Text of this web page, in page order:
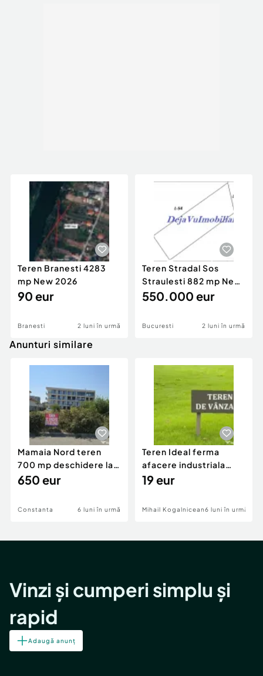
Teren Branesti 4283
mp New 2026
90 eur
Branesti 2 luni în urmă
Teren Stradal Sos
Straulesti 882 mp New
2026
550.000 eur
Bucuresti 2 luni în urmă
Anunturi similare
Mamaia Nord teren
700 mp deschidere la
D24 si D25
650 eur
Constanta 6 luni în urmă
Teren Ideal ferma
afacere industriala
deschidere 71 ml la
19 eur
Mihail Kogalniceanu6 luni în urmă
Vinzi și cumperi simplu și
rapid
Adaugă anunț